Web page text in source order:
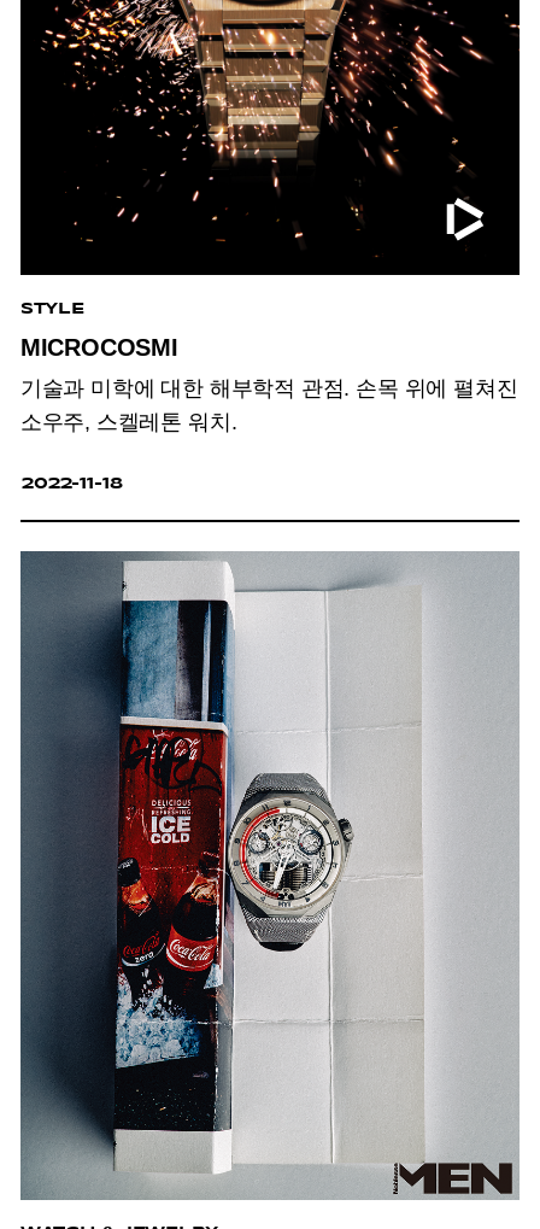
STYLE
MICROCOSMI
기술과 미학에 대한 해부학적 관점. 손목 위에 펼쳐진
소우주, 스켈레톤 워치.
2022-11-18